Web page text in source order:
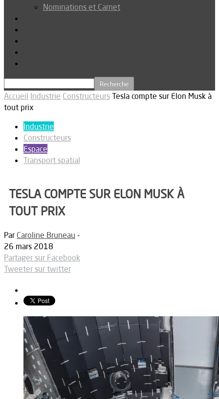
Nominations et Carnet
Accueil Industrie Constructeurs Tesla compte sur Elon Musk à
tout prix
Industrie
Constructeurs
Espace
Transport spatial
TESLA COMPTE SUR ELON MUSK À
TOUT PRIX
Par Caroline Bruneau -
26 mars 2018
Partager sur Facebook
Tweeter sur twitter